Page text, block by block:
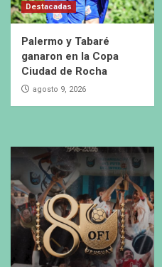
Destacadas
Palermo y Tabaré
ganaron en la Copa
Ciudad de Rocha
agosto 9, 2026